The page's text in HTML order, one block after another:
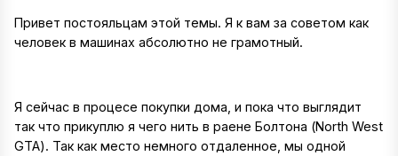
Привет постояльцам этой темы. Я к вам за советом как
человек в машинах абсолютно не грамотный.
Я сейчас в процесе покупки дома, и пока что выглядит
так что прикуплю я чего нить в раене Болтона (North West
GTA). Так как место немного отдаленное, мы одной